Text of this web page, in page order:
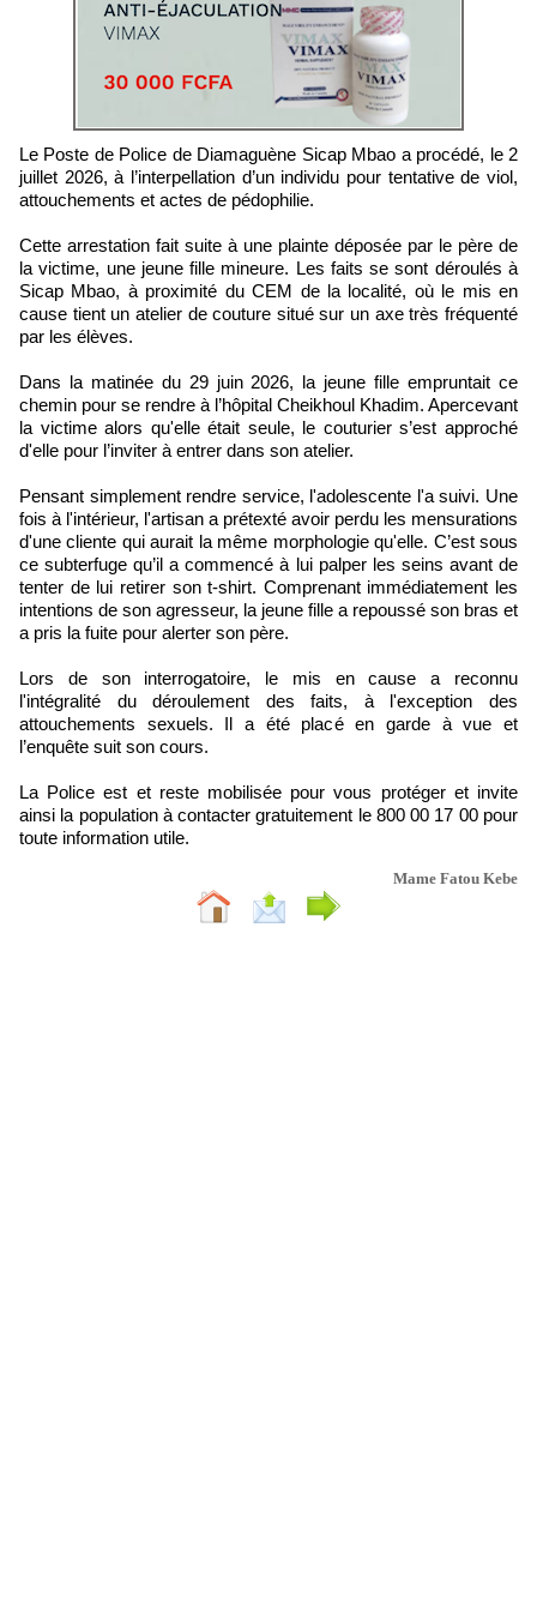
Le Poste de Police de Diamaguène Sicap Mbao a procédé, le 2
juillet 2026, à l’interpellation d’un individu pour tentative de viol,
attouchements et actes de pédophilie.
Cette arrestation fait suite à une plainte déposée par le père de
la victime, une jeune fille mineure. Les faits se sont déroulés à
Sicap Mbao, à proximité du CEM de la localité, où le mis en
cause tient un atelier de couture situé sur un axe très fréquenté
par les élèves.
Dans la matinée du 29 juin 2026, la jeune fille empruntait ce
chemin pour se rendre à l’hôpital Cheikhoul Khadim. Apercevant
la victime alors qu'elle était seule, le couturier s’est approché
d'elle pour l’inviter à entrer dans son atelier.
Pensant simplement rendre service, l'adolescente l'a suivi. Une
fois à l'intérieur, l'artisan a prétexté avoir perdu les mensurations
d'une cliente qui aurait la même morphologie qu'elle. C’est sous
ce subterfuge qu’il a commencé à lui palper les seins avant de
tenter de lui retirer son t-shirt. Comprenant immédiatement les
intentions de son agresseur, la jeune fille a repoussé son bras et
a pris la fuite pour alerter son père.
Lors de son interrogatoire, le mis en cause a reconnu
l'intégralité du déroulement des faits, à l'exception des
attouchements sexuels. Il a été placé en garde à vue et
l’enquête suit son cours.
La Police est et reste mobilisée pour vous protéger et invite
ainsi la population à contacter gratuitement le 800 00 17 00 pour
toute information utile.
Mame Fatou Kebe